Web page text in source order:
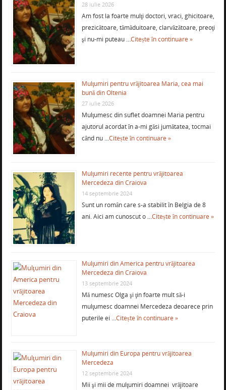
28 iulie 2026
Am fost la foarte mulţi doctori, vraci, ghicitoare,
prezicătoare, tămăduitoare, clarvăzătoare, preoţi
şi nu-mi puteau …Citește în continuare »
Mulţumiri pentru vrăjitoarea Maria, cea mai
bună din Oltenia
27 iulie 2026
Mulţumesc din suflet doamnei Maria pentru
ajutorul acordat în a-mi găsi jumătatea, tocmai
când nu …Citește în continuare »
Mulţumiri recente pentru vrăjitoarea
Mercedeza din Craiova
14 septembrie 2024
Sunt un român care s-a stabilit în Belgia de 8
ani. Aici am cunoscut o …Citește în continuare »
Mulţumiri din America pentru vrăjitoarea
Mercedeza din Craiova
13 septembrie 2024
Mă numesc Olga şi ţin foarte mult să-i
mulţumesc doamnei Mercedeza deoarece prin
puterile ei …Citește în continuare »
Mulţumiri din Europa pentru vrăjitoarea
Mercedeza
12 septembrie 2024
Mii şi mii de mulţumiri doamnei vrăjitoare